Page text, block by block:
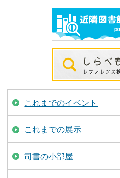
これまでのイベント
これまでの展示
司書の小部屋